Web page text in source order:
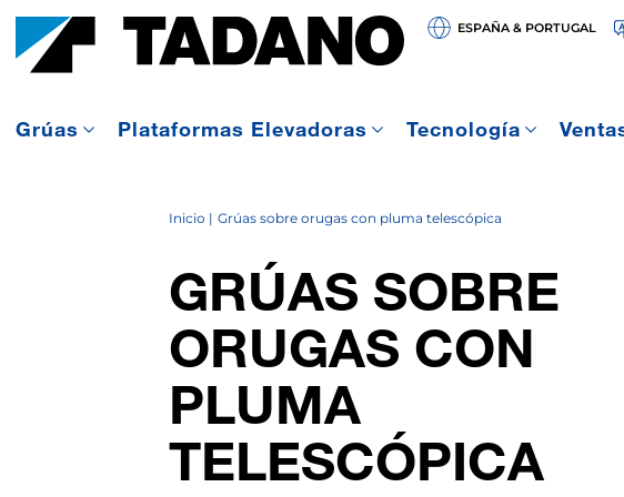
ESPAÑA & PORTUGAL
Grúas Plataformas Elevadoras Tecnología
Inicio Grúas sobre orugas con pluma telescópica
GRÚAS SOBRE
ORUGAS CON
PLUMA
TELESCÓPICA